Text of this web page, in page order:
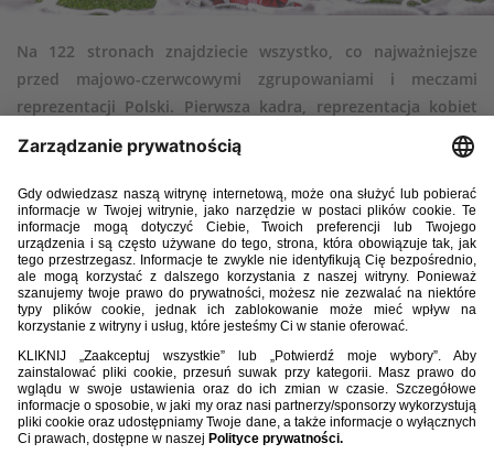
Na 122 stronach znajdziecie wszystko, co najważniejsze
przed majowo-czerwcowymi zgrupowaniami i meczami
reprezentacji Polski. Pierwsza kadra, reprezentacja kobiet
oraz kadry młodzieżowe – wywiady, analizy, kulisy,
ciekawostki i historie, które warto poznać. To obowiązkowa
pozycja dla każdego kibica biało-czerwonych. Miłej lektury!